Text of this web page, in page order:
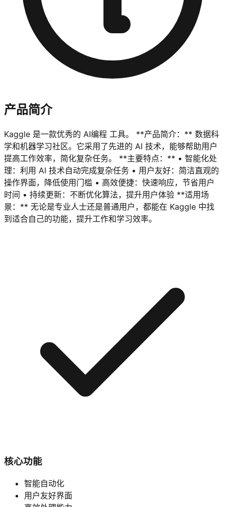
产品简介
Kaggle 是一款优秀的 AI编程 工具。 **产品简介：** 数据科
学和机器学习社区。它采用了先进的 AI 技术，能够帮助用户
提高工作效率，简化复杂任务。 **主要特点：** • 智能化处
理：利用 AI 技术自动完成复杂任务 • 用户友好：简洁直观的
操作界面，降低使用门槛 • 高效便捷：快速响应，节省用户
时间 • 持续更新：不断优化算法，提升用户体验 **适用场
景：** 无论是专业人士还是普通用户，都能在 Kaggle 中找
到适合自己的功能，提升工作和学习效率。
核心功能
智能自动化
用户友好界面